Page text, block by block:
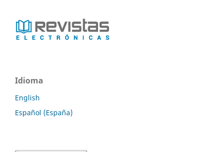
Idioma
English
Español (España)